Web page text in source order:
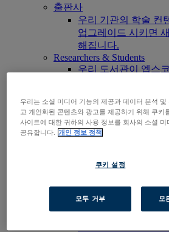
출판사
우리 기관의 학술 컨
업그레이드 시키면
해집니다.
Researchers & Students
우리 도서관이 엡스
EBSCOhost 바로가기
제품 살펴보기
문의하기
BiblioGraph
엡스코 모바일 앱
우리는 소셜 미디어 기능의 제공과 데이터 분석
고 개인화된 콘텐츠와 광고를 제공하기 위해 쿠키
사이트에 대한 귀하의 사용 정보를 회사의 소셜
공유합니다.
개인 정보 정책
쿠키 설정
모두 거부 모